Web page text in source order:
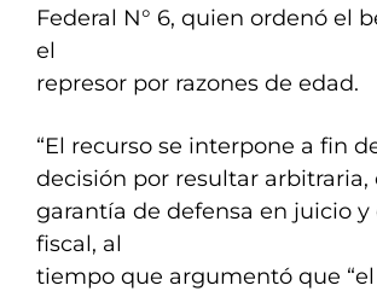
Federal N° 6, quien ordenó el
el
represor por razones de edad.
“El recurso se interpone a fin
decisión por resultar
garantía de defensa en juicio y
fiscal, al
tiempo que argumentó que